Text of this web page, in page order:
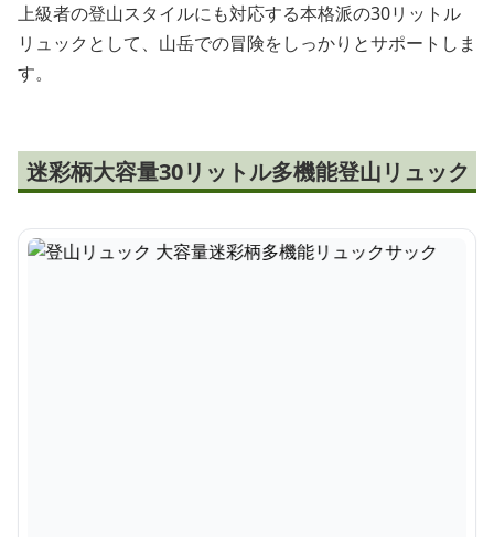
上級者の登山スタイルにも対応する本格派の30リットル
リュックとして、山岳での冒険をしっかりとサポートしま
す。
迷彩柄大容量30リットル多機能登山リュック